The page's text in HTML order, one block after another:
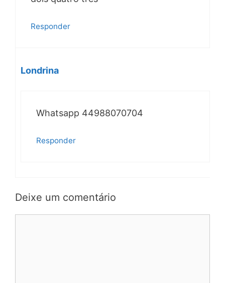
Responder
Londrina
Whatsapp 44988070704
Responder
Deixe um comentário